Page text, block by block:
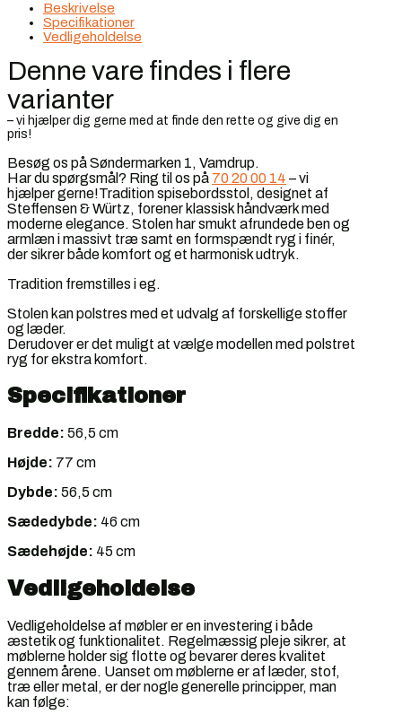
Beskrivelse
Specifikationer
Vedligeholdelse
Denne vare findes i flere
varianter
– vi hjælper dig gerne med at finde den rette og give dig en
pris!
Besøg os på Søndermarken 1, Vamdrup.
Har du spørgsmål? Ring til os på 70 20 00 14 – vi
hjælper gerne!Tradition spisebordsstol, designet af
Steffensen & Würtz, forener klassisk håndværk med
moderne elegance. Stolen har smukt afrundede ben og
armlæn i massivt træ samt en formspændt ryg i finér,
der sikrer både komfort og et harmonisk udtryk.
Tradition fremstilles i eg.
Stolen kan polstres med et udvalg af forskellige stoffer
og læder.
Derudover er det muligt at vælge modellen med polstret
ryg for ekstra komfort.
Specifikationer
Bredde: 56,5 cm
Højde: 77 cm
Dybde: 56,5 cm
Sædedybde: 46 cm
Sædehøjde: 45 cm
Vedligeholdelse
Vedligeholdelse af møbler er en investering i både
æstetik og funktionalitet. Regelmæssig pleje sikrer, at
møblerne holder sig flotte og bevarer deres kvalitet
gennem årene. Uanset om møblerne er af læder, stof,
træ eller metal, er der nogle generelle principper, man
kan følge: